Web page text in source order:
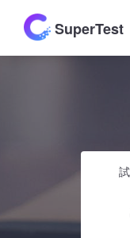
SuperTest